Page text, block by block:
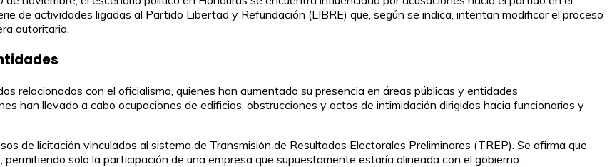
de actividades ligadas al Partido Libertad y Refundación (LIBRE) que, según se indica, intentan modificar el proceso
autoritaria.
relacionados con el oficialismo, quienes han aumentado su presencia en áreas públicas y entidades
han llevado a cabo ocupaciones de edificios, obstrucciones y actos de intimidación dirigidos hacia funcionarios y
de licitación vinculados al sistema de Transmisión de Resultados Electorales Preliminares (TREP). Se afirma que
solo la participación de una empresa que supuestamente estaría alineada con el gobierno.